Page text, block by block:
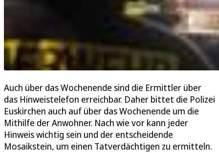
Auch über das Wochenende sind die Ermittler über
das Hinweistelefon erreichbar. Daher bittet die Polizei
Euskirchen auch auf über das Wochenende um die
Mithilfe der Anwohner. Nach wie vor kann jeder
Hinweis wichtig sein und der entscheidende
Mosaikstein, um einen Tatverdächtigen zu ermitteln.